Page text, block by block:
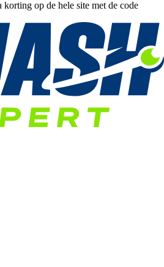
op de hele site met de code